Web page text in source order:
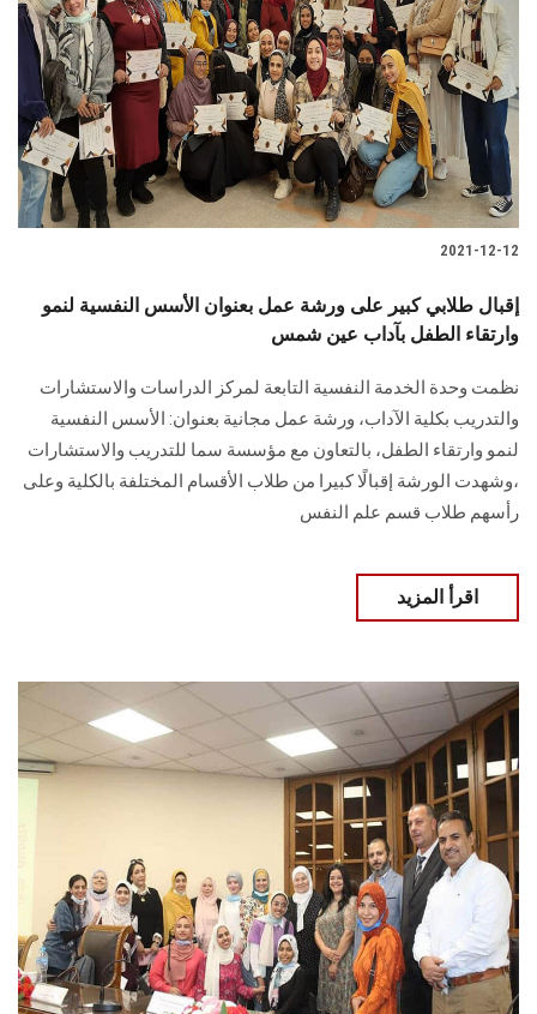
2021-12-12
إقبال طلابي كبير على ورشة عمل بعنوان الأسس النفسية لنمو
وارتقاء الطفل بآداب عين شمس
نظمت وحدة الخدمة النفسية التابعة لمركز الدراسات والاستشارات
والتدريب بكلية الآداب، ورشة عمل مجانية بعنوان: الأسس النفسية
لنمو وارتقاء الطفل، بالتعاون مع مؤسسة سما للتدريب والاستشارات
،وشهدت الورشة إقبالًا كبيرا من طلاب الأقسام المختلفة بالكلية وعلى
رأسهم طلاب قسم علم النفس
اقرأ المزيد